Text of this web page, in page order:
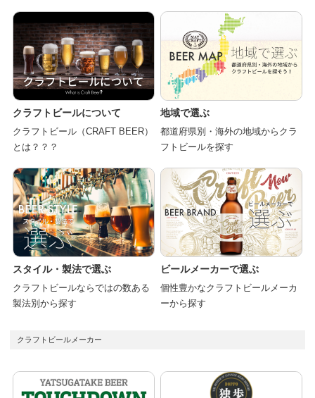
クラフトビールについて
クラフトビール（CRAFT BEER）
とは？？？
地域で選ぶ
都道府県別・海外の地域からクラ
フトビールを探す
スタイル・製法で選ぶ
クラフトビールならではの数ある
製法別から探す
ビールメーカーで選ぶ
個性豊かなクラフトビールメーカ
ーから探す
クラフトビールメーカー